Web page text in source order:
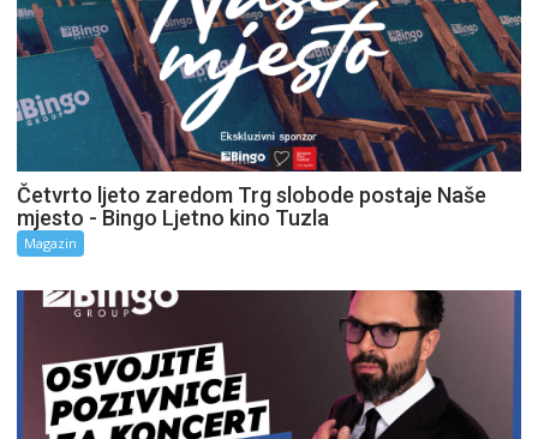
Četvrto ljeto zaredom Trg slobode postaje Naše
mjesto - Bingo Ljetno kino Tuzla
Magazin